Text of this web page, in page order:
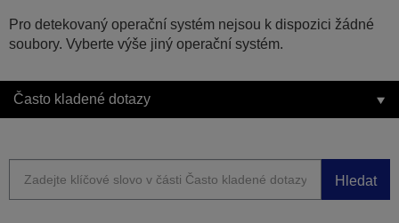
Pro detekovaný operační systém nejsou k dispozici žádné
soubory. Vyberte výše jiný operační systém.
Často kladené dotazy
Hledat